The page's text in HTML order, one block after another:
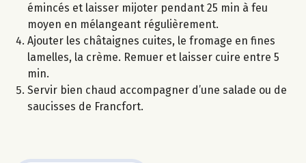
émincés et laisser mijoter pendant 25 min à feu
moyen en mélangeant régulièrement.
Ajouter les châtaignes cuites, le fromage en fines
lamelles, la crème. Remuer et laisser cuire entre 5
min.
Servir bien chaud accompagner d’une salade ou de
saucisses de Francfort.